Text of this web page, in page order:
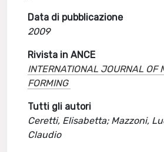
Data di pubblicazione
2009
Rivista in ANCE
INTERNATIONAL JOURNAL OF
FORMING
Tutti gli autori
Ceretti, Elisabetta; Mazzoni,
Claudio